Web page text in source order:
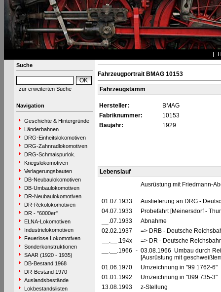
Suche
zur erweiterten Suche
Navigation
Geschichte & Hintergründe
Länderbahnen
DRG-Einheitslokomotiven
DRG-Zahnradlokomotiven
DRG-Schmalspurlok.
Kriegslokomotiven
Verlagerungsbauten
DB-Neubaulokomotiven
DB-Umbaulokomotiven
DR-Neubaulokomotiven
DR-Rekolokomotiven
DR - "6000er"
ELNA-Lokomotiven
Industrielokomotiven
Feuerlose Lokomotiven
Sonderkonstruktionen
SAAR (1920 - 1935)
DB-Bestand 1968
DR-Bestand 1970
Auslandsbestände
Lokbestandslisten
Fahrzeugportrait BMAG 10153
Fahrzeugstamm
Hersteller:
BMAG
Fabriknummer:
10153
Baujahr:
1929
Lebenslauf
Ausrüstung mit Friedmann-
01.07.1933
Auslieferung an DRG -
04.07.1933
Probefahrt [Meinersdorf -
__.07.1933
Abnahme
02.02.1937
=> DRB - Deutsche
__.__.194x
=> DR - Deutsche
__.__.1966 - 03.08.1966 Umbau durch
[Ausrüstung mit
01.06.1970
Umzeichnung in "99 1762-6"
01.01.1992
Umzeichnung in "099 735-3"
13.08.1993
z-Stellung